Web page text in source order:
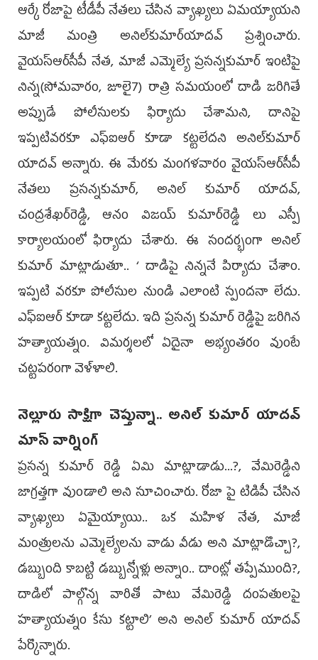
ఆర్కే రోజాపై టీడీపీ నేత‌లు చేసిన వ్యాఖ్య‌లు ఏమ‌య్యాయ‌ని
మాజీ మంత్రి అనిల్‌కుమార్‌యాద‌వ్ ప్ర‌శ్నించారు.
వైయ‌స్ఆర్‌సీపీ నేత, మాజీ ఎమ్మెల్యే ప్రసన్నకుమార్‌ ఇంటిపై
నిన్న(సోమవారం, జూలై7) రాత్రి సమయంలో దాడి జరిగితే
అప్పుడే పోలీసులకు ఫిర్యాదు చేశామని, దానిపై
ఇప్పటివరకూ ఎఫ్‌ఐఆర్‌ కూడా కట్టలేదని అనిల్‌కుమార్‌
యాదవ్‌ అన్నారు. ఈ మేర‌కు మంగళవారం వైయ‌స్ఆర్‌సీపీ
నేతలు ప్రసన్నకుమార్‌, అనిల్‌ కుమార్‌ యాదవ్‌,
చంద్రశేఖర్‌రెడ్డి, ఆనం విజయ్‌ కుమార్‌రెడ్డి లు ఎస్పీ
కార్యాలయంలో ఫిర్యాదు చేశారు. ఈ సంద‌ర్భంగా అనిల్‌
కుమార్‌ మాట్లాడుతూ.. ‘ దాడిపై నిన్ననే పిర్యాదు చేశాం.
ఇప్పటి వరకూ పోలీసుల నుండి ఎలాంటి స్పందనా లేదు.
ఎఫ్ఐఆర్ కూడా కట్టలేదు. ఇది ప్రసన్న కుమార్ రెడ్డిపై జరిగిన
హత్యాయత్నం. విమర్శలలో ఏదైనా అభ్యంతరం వుంటే
చట్టపరంగా వెళ్ళాలి.
నెల్లూరు సాక్షిగా చెప్తున్నా.. అనిల్ కుమార్ యాదవ్
మాస్ వార్నింగ్
ప్రసన్న కుమార్ రెడ్డి ఏమి మాట్లాడాడు...?, వేమిరెడ్డిని
జాగ్రత్తగా వుండాలి అని సూచించారు. రోజా పై టిడిపీ చేసిన
వ్యాఖ్యలు ఏమైయ్యాయి.. ఒక మహిళ నేత, మాజీ
మంత్రులను ఎమ్మెల్యేలను వాడు వీడు అని మాట్లాడొచ్చా?,
డబ్బుంది కాబట్టి డబ్బున్నోళ్లు అన్నాం.. దాంట్లో తప్పేముంది?,
దాడిలో పాల్గొన్న వారితో పాటు వేమిరెడ్డి దంపతులపై
హత్యాయత్నం కేసు కట్టాలి’ అని అనిల్‌ కుమార్‌ యాదవ్‌
పేర్కొన్నారు.